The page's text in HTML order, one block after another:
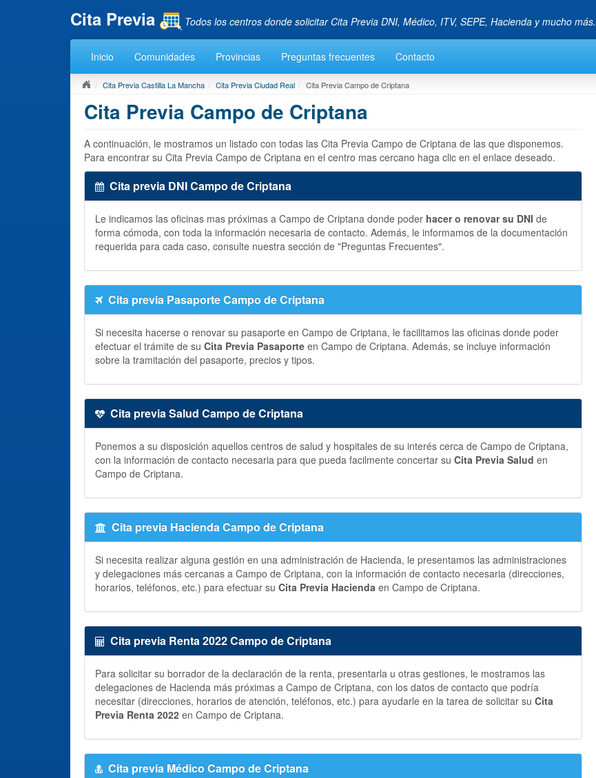
Cita Previa Todos los centros donde solicitar Cita Previa DNI, Médico, ITV, SEPE, Hacienda y mucho más.
Inicio Comunidades Provincias Preguntas frecuentes Contacto
Cita Previa Castilla La Mancha Cita Previa Ciudad Real Cita Previa Campo de Criptana
Cita Previa Campo de Criptana
A continuación, le mostramos un listado con todas las Cita Previa Campo de Criptana de las que disponemos.
Para encontrar su Cita Previa Campo de Criptana en el centro mas cercano haga clic en el enlace deseado.
Cita previa DNI Campo de Criptana
Le indicamos las oficinas mas próximas a Campo de Criptana donde poder hacer o renovar su DNI de
forma cómoda, con toda la información necesaria de contacto. Además, le informamos de la documentación
requerida para cada caso, consulte nuestra sección de "Preguntas Frecuentes".
Cita previa Pasaporte Campo de Criptana
Si necesita hacerse o renovar su pasaporte en Campo de Criptana, le facilitamos las oficinas donde poder
efectuar el trámite de su Cita Previa Pasaporte en Campo de Criptana. Además, se incluye información
sobre la tramitación del pasaporte, precios y tipos.
Cita previa Salud Campo de Criptana
Ponemos a su disposición aquellos centros de salud y hospitales de su interés cerca de Campo de Criptana,
con la información de contacto necesaria para que pueda facilmente concertar su Cita Previa Salud en
Campo de Criptana.
Cita previa Hacienda Campo de Criptana
Si necesita realizar alguna gestión en una administración de Hacienda, le presentamos las administraciones
y delegaciones más cercanas a Campo de Criptana, con la información de contacto necesaria (direcciones,
horarios, teléfonos, etc.) para efectuar su Cita Previa Hacienda en Campo de Criptana.
Cita previa Renta 2022 Campo de Criptana
Para solicitar su borrador de la declaración de la renta, presentarla u otras gestiones, le mostramos las
delegaciones de Hacienda más próximas a Campo de Criptana, con los datos de contacto que podría
necesitar (direcciones, horarios de atención, teléfonos, etc.) para ayudarle en la tarea de solicitar su Cita
Previa Renta 2022 en Campo de Criptana.
Cita previa Médico Campo de Criptana